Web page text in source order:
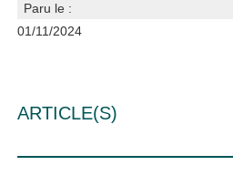
Paru le :
01/11/2024
ARTICLE(S)